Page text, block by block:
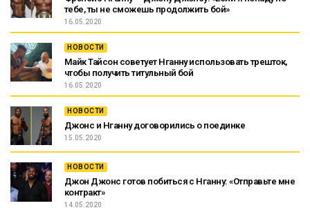
тебе, ты не сможешь продолжить бой»
16.05.2020
НОВОСТИ
Майк Тайсон советует Нганну использовать трешток,
чтобы получить титульный бой
16.05.2020
НОВОСТИ
Джонс и Нганну договорились о поединке
15.05.2020
НОВОСТИ
Джон Джонс готов побиться с Нганну: «Отправьте мне
контракт»
14.05.2020